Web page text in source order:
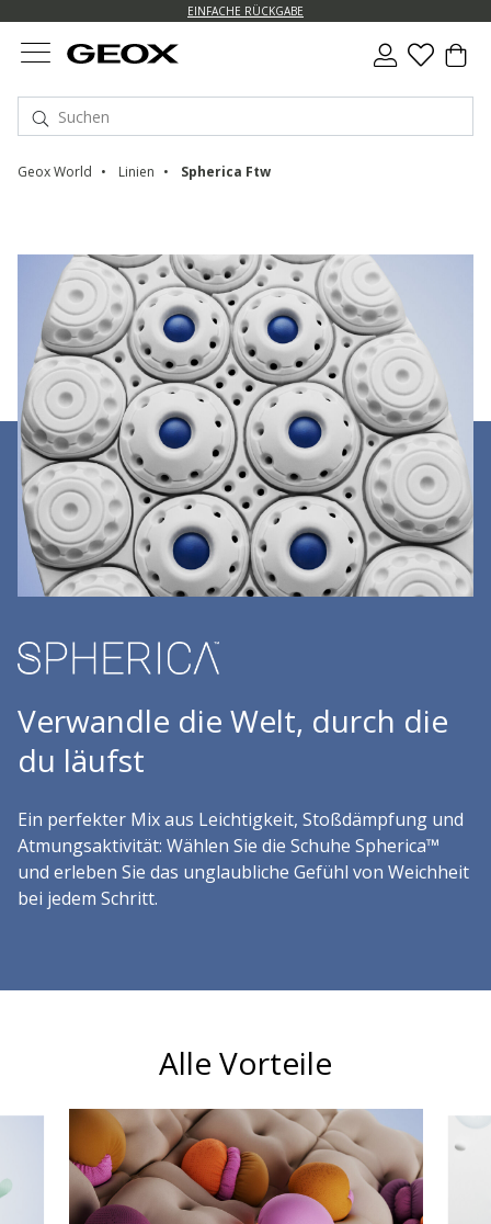
EINFACHE RÜCKGABE
Geox World Linien Spherica Ftw
Verwandle die Welt, durch die
du läufst
Ein perfekter Mix aus Leichtigkeit, Stoßdämpfung und
Atmungsaktivität: Wählen Sie die Schuhe Spherica™
und erleben Sie das unglaubliche Gefühl von Weichheit
bei jedem Schritt.
Alle Vorteile